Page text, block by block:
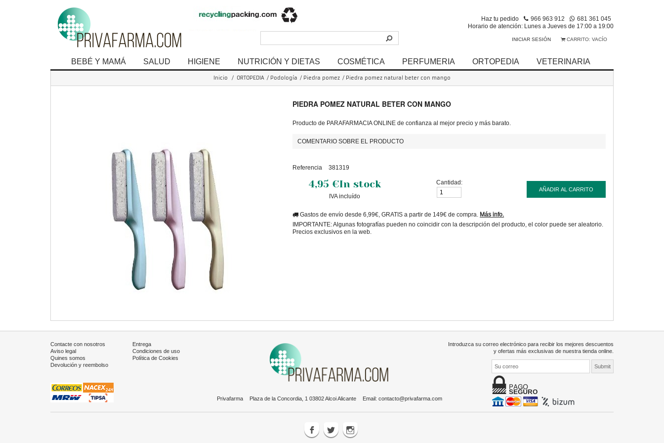
Haz tu pedido 966 963 912
681 361 045
Horario de atención: Lunes a Jueves de 17:00 a 19:00
CARRITO: VACÍO
INICIAR SESIÓN
BEBÉ Y MAMÁ SALUD HIGIENE NUTRICIÓN Y DIETAS COSMÉTICA PERFUMERIA ORTOPEDIA VETERINARIA
Inicio / ORTOPEDIA / Podología / Piedra pomez / Piedra pomez natural beter con mango
PIEDRA POMEZ NATURAL BETER CON MANGO
Producto de PARAFARMACIA ONLINE de confianza al mejor precio y más barato.
COMENTARIO SOBRE EL PRODUCTO
Referencia 381319
4,95 €In stock
IVA incluído
Cantidad:
AÑADIR AL CARRITO
Gastos de envío desde 6,99€, GRATIS a partir de 149€ de compra. Más info.
IMPORTANTE: Algunas fotografías pueden no coincidir con la descripción del producto, el color puede ser aleatorio.
Precios exclusivos en la web.
Contacte con nosotros
Entrega
Aviso legal
Condiciones de uso
Quines somos
Política de Cookies
Devolución y reembolso
Introduzca su correo electrónico para recibir los mejores descuentos
y ofertas más exclusivas de nuestra tienda online.
Privafarma Plaza de la Concordia, 1 03802 Alcoi Alicante Email: contacto@privafarma.com